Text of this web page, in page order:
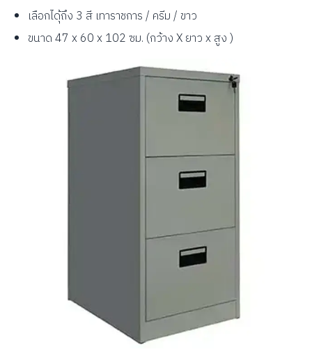
เลือกไดุ้ถึง 3 สี เทาราชการ / ครีม / ขาว
ขนาด 47 x 60 x 102 ซม. (กว้าง X ยาว x สูง )